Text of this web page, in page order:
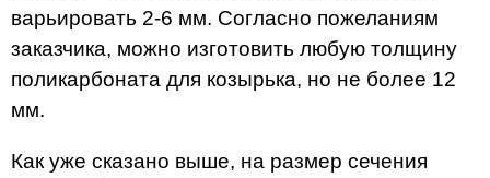
варьировать 2-6 мм. Согласно пожеланиям
заказчика, можно изготовить любую толщину
поликарбоната для козырька, но не более 12
мм.
Как уже сказано выше, на размер сечения